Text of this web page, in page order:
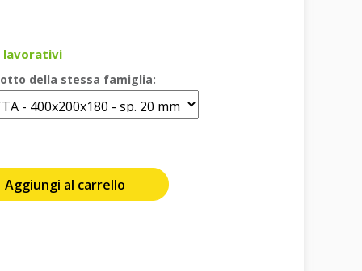
lavorativi
della stessa famiglia:
Aggiungi al carrello